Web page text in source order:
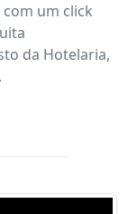
um click
da Hotelaria,